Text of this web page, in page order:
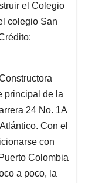
el Colegio
colegio San
principal de la
24 No. 1A
Con el
con
Colombia
a poco, la